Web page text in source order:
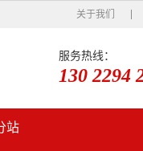
关于我们
服务热线：
130 2294
站